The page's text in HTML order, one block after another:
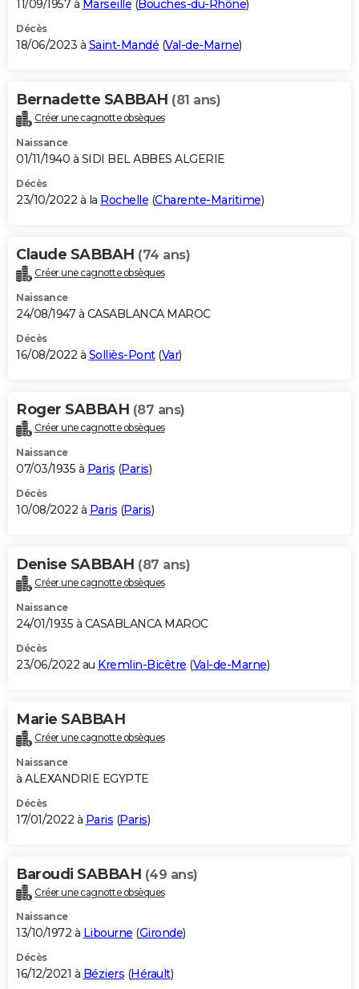
11/09/1957 à Marseille (Bouches-du-Rhône)
Décès
18/06/2023 à Saint-Mandé (Val-de-Marne)
Bernadette SABBAH (81 ans)
Créer une cagnotte obsèques
Naissance
01/11/1940 à SIDI BEL ABBES ALGERIE
Décès
23/10/2022 à la Rochelle (Charente-Maritime)
Claude SABBAH (74 ans)
Créer une cagnotte obsèques
Naissance
24/08/1947 à CASABLANCA MAROC
Décès
16/08/2022 à Solliès-Pont(Var)
Roger SABBAH (87 ans)
Créer une cagnotte obsèques
Naissance
07/03/1935 à Paris (Paris)
Décès
10/08/2022 à Paris (Paris)
Denise SABBAH (87 ans)
Créer une cagnotte obsèques
Naissance
24/01/1935 à CASABLANCA MAROC
Décès
23/06/2022 au Kremlin-Bicêtre (Val-de-Marne)
Marie SABBAH
Créer une cagnotte obsèques
Naissance
à ALEXANDRIE EGYPTE
Décès
17/01/2022 à Paris (Paris)
Baroudi SABBAH (49 ans)
Créer une cagnotte obsèques
Naissance
13/10/1972 à Libourne (Gironde)
Décès
16/12/2021 à Béziers (Hérault)